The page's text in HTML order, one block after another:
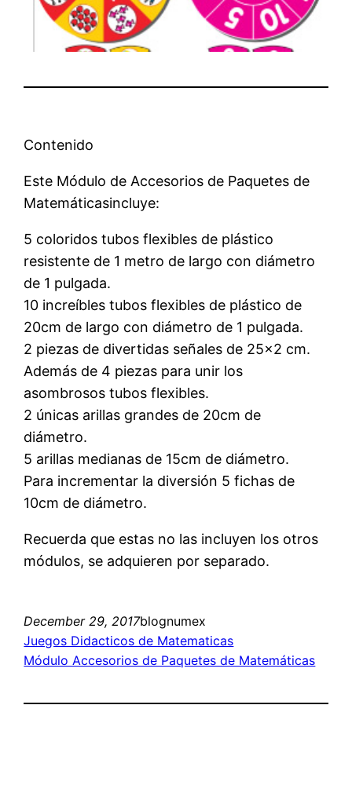
Contenido
Este Módulo de Accesorios de Paquetes de
Matemáticasincluye:
5 coloridos tubos flexibles de plástico
resistente de 1 metro de largo con diámetro
de 1 pulgada.
10 increíbles tubos flexibles de plástico de
20cm de largo con diámetro de 1 pulgada.
2 piezas de divertidas señales de 25×2 cm.
Además de 4 piezas para unir los
asombrosos tubos flexibles.
2 únicas arillas grandes de 20cm de
diámetro.
5 arillas medianas de 15cm de diámetro.
Para incrementar la diversión 5 fichas de
10cm de diámetro.
Recuerda que estas no las incluyen los otros
módulos, se adquieren por separado.
December 29, 2017blognumex
Juegos Didacticos de Matematicas
Módulo Accesorios de Paquetes de Matemáticas